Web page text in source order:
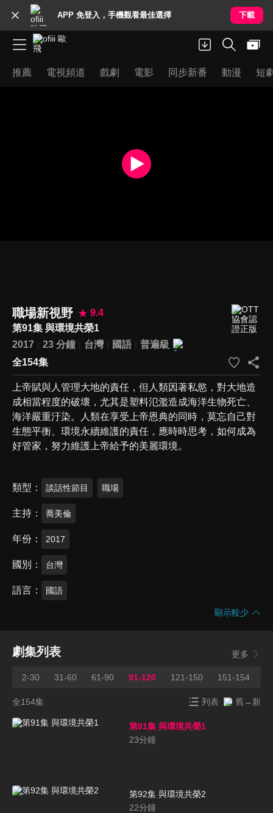
APP 免登入，手機觀看最佳選擇 下載
推薦 電視頻道 戲劇 電影 同步新番 動漫 短
職場新視野
9.4
第91集 與環境共榮1
2017
23 分鐘 台灣 國語
普遍級
全154集
上帝賦與人管理大地的責任，但人類因著私慾，對大地造
成相當程度的破壞，尤其是塑料氾濫造成海洋生物死亡、
海洋嚴重汙染。人類在享受上帝恩典的同時，莫忘自己對
生態平衡、環境永續維護的責任，應時時思考，如何成為
好管家，努力維護上帝給予的美麗環境。
類型 談話性節目 職場
主持 喬美倫
年份 2017
國別 台灣
語言 國語
顯示較少
劇集列表 更多
2-30 31-60 61-90 91-120 121-150 151-154
全154集 列表 舊→新
第91集 與環境共榮1
23分鐘
第92集 與環境共榮2
22分鐘